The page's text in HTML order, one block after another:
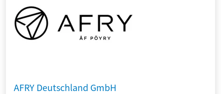
AFRY Deutschland GmbH